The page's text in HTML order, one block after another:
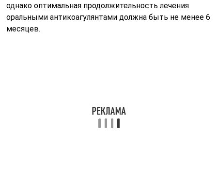
однако оптимальная продолжительность лечения
оральными антикоагулянтами должна быть не менее 6
месяцев.